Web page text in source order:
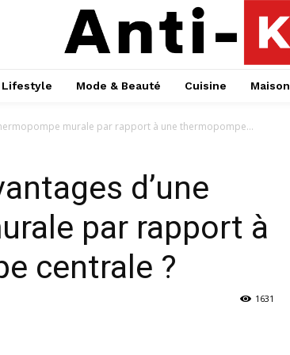
Lifestyle Mode & Beauté Cuisine Maison
murale par rapport à une thermopompe...
d’une
par rapport à
centrale ?
1631